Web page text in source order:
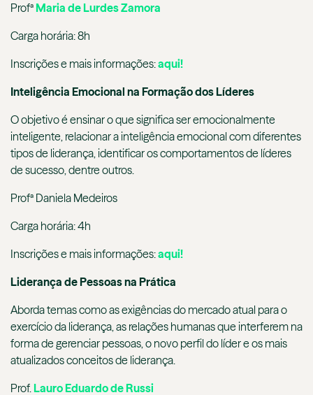
ProfªMaria de Lurdes Zamora
Carga horária: 8h
Inscrições e mais informações:aqui!
Inteligência Emocional na Formação dos Líderes
O objetivo é ensinar o que significa ser emocionalmente
inteligente, relacionar a inteligência emocional com diferentes
tipos de liderança, identificar os comportamentos de líderes
de sucesso, dentre outros.
Profª Daniela Medeiros
Carga horária: 4h
Inscrições e mais informações:aqui!
Liderança de Pessoas na Prática
Aborda temas como as exigências do mercado atual para o
exercício da liderança, as relações humanas que interferem na
forma de gerenciar pessoas, o novo perfil do líder e os mais
atualizados conceitos de liderança.
Prof.Lauro Eduardo de Russi